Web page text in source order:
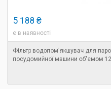
5 188 ₴
є в наявності
Фільтр водопом'якшувач для
посудомийної машини об'ємом